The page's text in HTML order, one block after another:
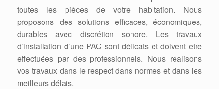
toutes les pièces de votre habitation. Nous
proposons des solutions efficaces, économiques,
durables avec discrétion sonore. Les travaux
d’installation d’une PAC sont délicats et doivent être
effectuées par des professionnels. Nous réalisons
vos travaux dans le respect dans normes et dans les
meilleurs délais.